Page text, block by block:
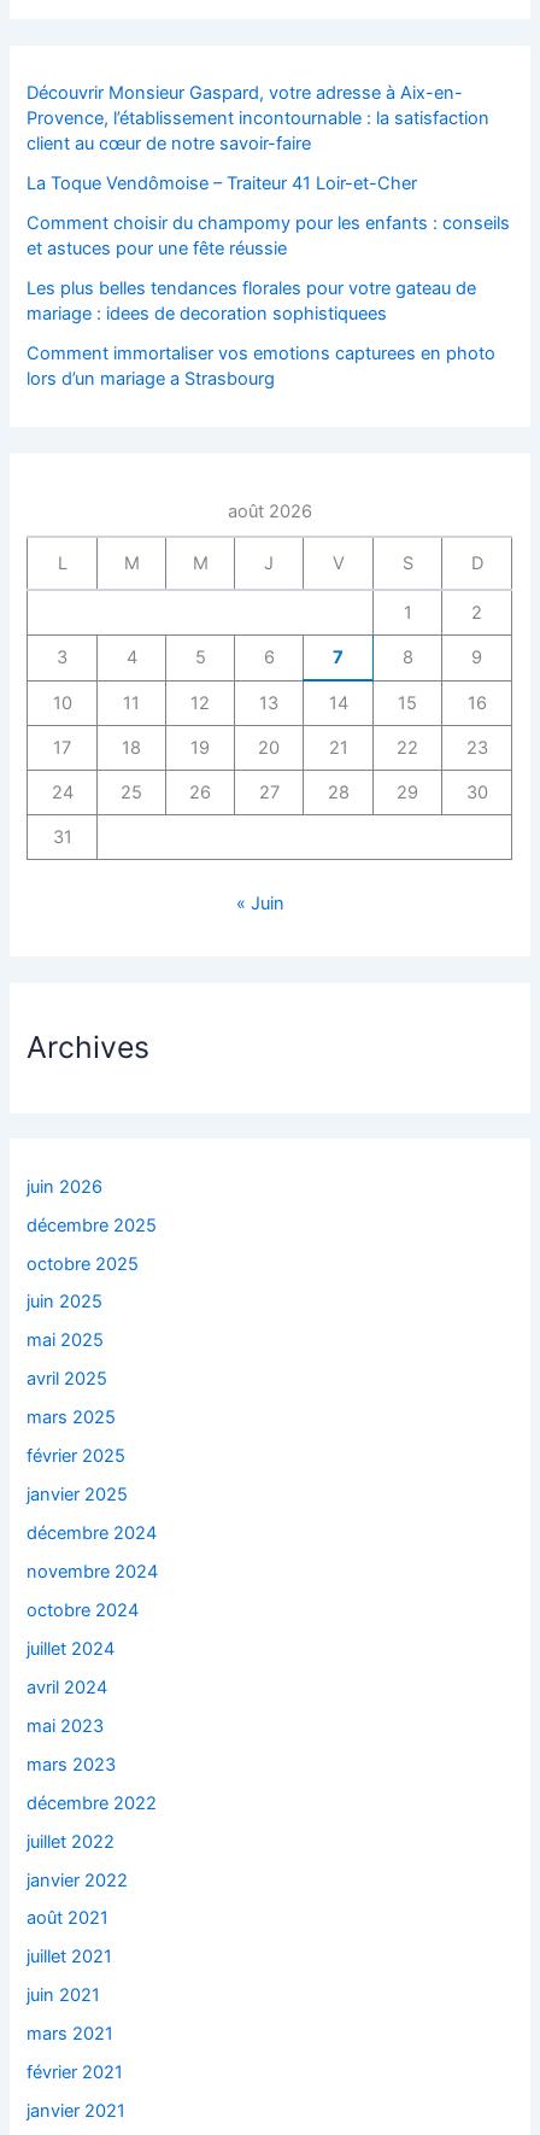
Découvrir Monsieur Gaspard, votre adresse à Aix-en-
Provence, l’établissement incontournable : la satisfaction
client au cœur de notre savoir-faire
La Toque Vendômoise – Traiteur 41 Loir-et-Cher
Comment choisir du champomy pour les enfants : conseils
et astuces pour une fête réussie
Les plus belles tendances florales pour votre gateau de
mariage : idees de decoration sophistiquees
Comment immortaliser vos emotions capturees en photo
lors d’un mariage a Strasbourg
août 2026
L M M J V S D
1 2
3 4 5 6 7 8 9
10 11 12 13 14 15 16
17 18 19 20 21 22 23
24 25 26 27 28 29 30
31
« Juin
Archives
juin 2026
décembre 2025
octobre 2025
juin 2025
mai 2025
avril 2025
mars 2025
février 2025
janvier 2025
décembre 2024
novembre 2024
octobre 2024
juillet 2024
avril 2024
mai 2023
mars 2023
décembre 2022
juillet 2022
janvier 2022
août 2021
juillet 2021
juin 2021
mars 2021
février 2021
janvier 2021